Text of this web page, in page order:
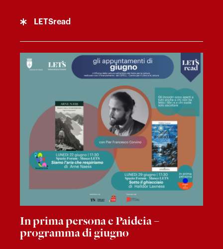
LETSread
In prima persona e Paideia –
programma di giugno